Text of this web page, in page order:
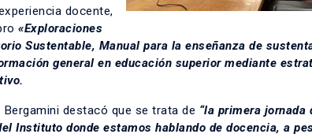
docente,
«Exploraciones
Sustentable, Manual para la enseñanza de
general en educación superior mediante
Bergamini destacó que se trata de “la primera jornada
Instituto donde estamos hablando de docencia, a